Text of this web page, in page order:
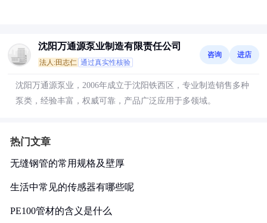
沈阳万通源泵业制造有限责任公司
法人:田志仁 通过真实性核验
咨询 进店
沈阳万通源泵业，2006年成立于沈阳铁西区，专业制造销售多种
泵类，经验丰富，权威可靠，产品广泛应用于多领域。
热门文章
无缝钢管的常用规格及壁厚
生活中常见的传感器有哪些呢
PE100管材的含义是什么